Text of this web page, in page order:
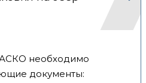
необходимо
документы: